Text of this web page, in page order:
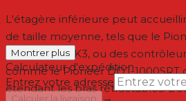
L'étagère inférieure peut
de taille moyenne, tels que le
Kontrol S4 MK3, ou des
comme le Pioneer DDJ-1000SRT
étendant les bras rétractables.
Montrer plus
Calculateur d'expédition
Entrez votre adresse
Calculer la livraison
→